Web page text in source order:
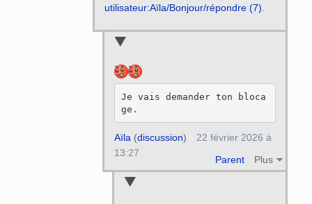
utilisateur:Aïla/Bonjour/répondre (7).
Je vais demander ton bloca
Parent Plus
Aïla (discussion)
22 février 2026 à
13:27